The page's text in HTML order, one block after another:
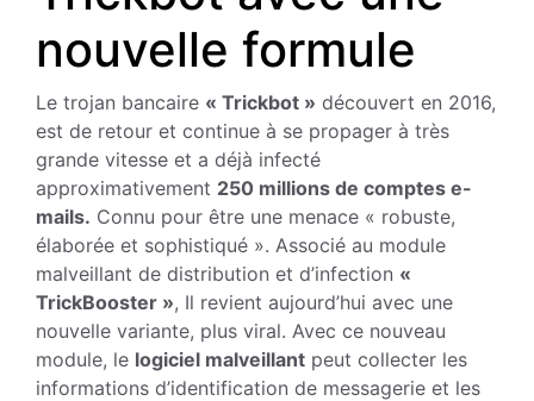
nouvelle formule
Le trojan bancaire « Trickbot » découvert en 2016,
est de retour et continue à se propager à très
grande vitesse et a déjà infecté
approximativement 250 millions de comptes e-
mails. Connu pour être une menace « robuste,
élaborée et sophistiqué ». Associé au module
malveillant de distribution et d’infection «
TrickBooster », Il revient aujourd’hui avec une
nouvelle variante, plus viral. Avec ce nouveau
module, le logiciel malveillant peut collecter les
informations d’identification de messagerie et les